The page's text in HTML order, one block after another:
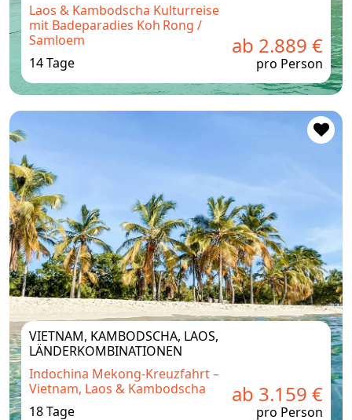
Laos & Kambodscha Kulturreise
mit Badeparadies Koh Rong /
Samloem
14 Tage
ab 2.889 €
pro Person
VIETNAM, KAMBODSCHA, LAOS,
LÄNDERKOMBINATIONEN
Indochina Mekong‑Kreuzfahrt –
Vietnam, Laos & Kambodscha
18 Tage
ab 3.159 €
pro Person